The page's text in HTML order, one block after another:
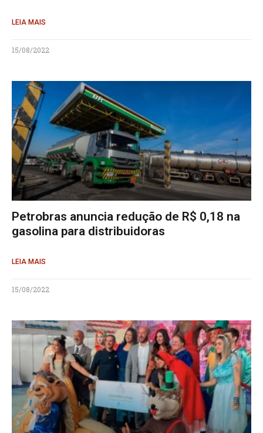
LEIA MAIS
15/08/2022
Petrobras anuncia redução de R$ 0,18 na
gasolina para distribuidoras
LEIA MAIS
15/08/2022